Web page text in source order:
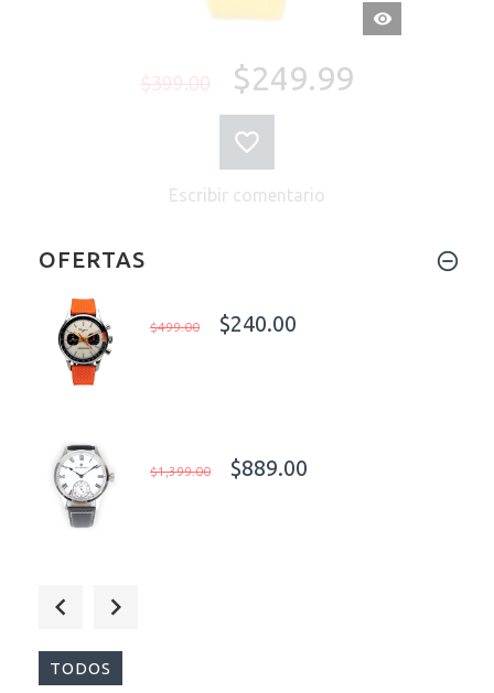
VISTA
RÁPIDA
$399.00 $249.99
Escribir comentario
OFERTAS
$499.00 $240.00
$1,399.00 $889.00
TODOS